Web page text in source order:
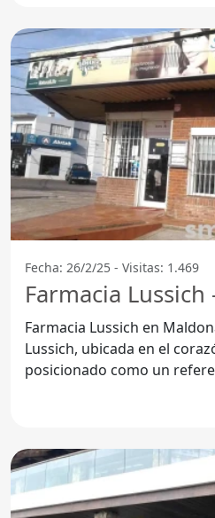
Fecha: 26/2/25 - Visitas: 1.469
Farmacia
Farmacia Lussich en Maldonado La
Lussich, ubicada en el
posicionado como un